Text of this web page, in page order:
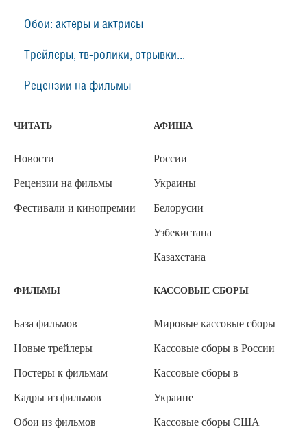
Обои: актеры и актрисы
Трейлеры, тв-ролики, отрывки...
Рецензии на фильмы
ЧИТАТЬ
Новости
Рецензии на фильмы
Фестивали и кинопремии
АФИША
России
Украины
Белорусии
Узбекистана
Казахстана
ФИЛЬМЫ
База фильмов
Новые трейлеры
Постеры к фильмам
Кадры из фильмов
Обои из фильмов
КАССОВЫЕ СБОРЫ
Мировые кассовые сборы
Кассовые сборы в России
Кассовые сборы в
Украине
Кассовые сборы США